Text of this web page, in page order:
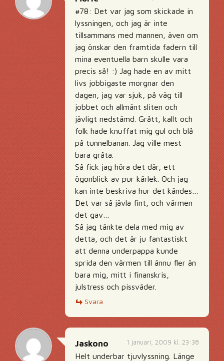
#78: Det var jag som skickade in
lyssningen, och jag är inte
tillsammans med mannen, även om
jag önskar den framtida fadern till
mina eventuella barn skulle vara
precis så! :) Jag hade en av mitt
livs jobbigaste morgnar den
dagen, jag var sjuk, på väg till
jobbet och allmänt sliten och
jävligt nedstämd. Grått, kallt och
folk hade knuffat mig gul och blå
på tunnelbanan. Jag ville mest
bara gråta.
Så fick jag höra det där, ett
ögonblick av pur kärlek. Och jag
kan inte beskriva hur det kändes…
Det var så jävla fint, och värmen
det gav…
Så jag tänkte dela med mig av
detta, och det är ju fantastiskt
att denna underpappa kunde
sprida den värmen till ännu fler än
bara mig, mitt i finanskris,
julstress och pissväder.
Svara
1 januari, 2009 kl. 23:38
Jaskono
Helt underbar tjuvlyssning. Länge